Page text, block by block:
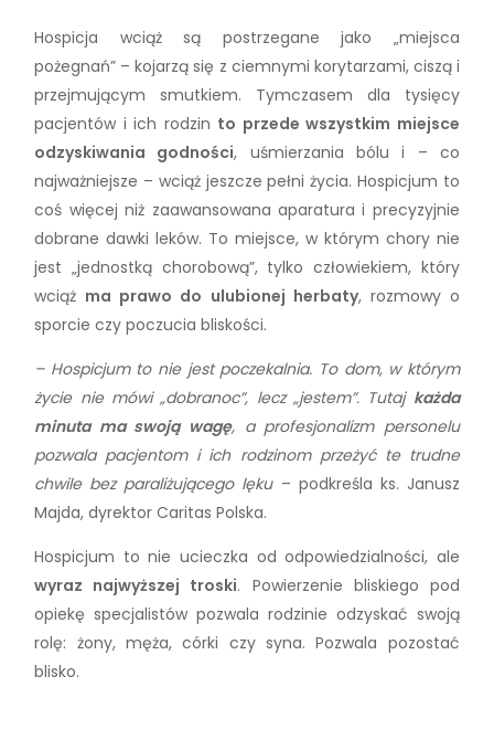
Hospicja wciąż są postrzegane jako „miejsca
pożegnań” – kojarzą się z ciemnymi korytarzami, ciszą i
przejmującym smutkiem. Tymczasem dla tysięcy
pacjentów i ich rodzin to przede wszystkim miejsce
odzyskiwania godności, uśmierzania bólu i – co
najważniejsze – wciąż jeszcze pełni życia. Hospicjum to
coś więcej niż zaawansowana aparatura i precyzyjnie
dobrane dawki leków. To miejsce, w którym chory nie
jest „jednostką chorobową”, tylko człowiekiem, który
wciąż ma prawo do ulubionej herbaty, rozmowy o
sporcie czy poczucia bliskości.
– Hospicjum to nie jest poczekalnia. To dom, w którym
życie nie mówi „dobranoc”, lecz „jestem”. Tutaj każda
minuta ma swoją wagę, a profesjonalizm personelu
pozwala pacjentom i ich rodzinom przeżyć te trudne
chwile bez paraliżującego lęku – podkreśla ks. Janusz
Majda, dyrektor Caritas Polska.
Hospicjum to nie ucieczka od odpowiedzialności, ale
wyraz najwyższej troski. Powierzenie bliskiego pod
opiekę specjalistów pozwala rodzinie odzyskać swoją
rolę: żony, męża, córki czy syna. Pozwala pozostać
blisko.